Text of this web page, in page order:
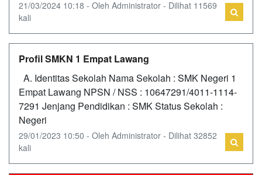
21/03/2024 10:18 - Oleh Administrator - Dilihat 11569
kali
Profil SMKN 1 Empat Lawang
A. Identitas Sekolah Nama Sekolah : SMK Negeri 1
Empat Lawang NPSN / NSS : 10647291/4011-1114-
7291 Jenjang Pendidikan : SMK Status Sekolah :
Negeri
29/01/2023 10:50 - Oleh Administrator - Dilihat 32852
kali